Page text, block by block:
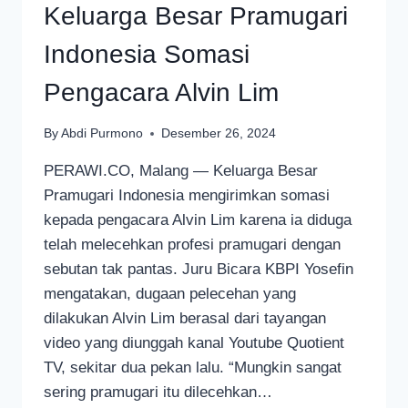
Keluarga Besar Pramugari
Indonesia Somasi
Pengacara Alvin Lim
By Abdi Purmono Desember 26, 2024
PERAWI.CO, Malang — Keluarga Besar
Pramugari Indonesia mengirimkan somasi
kepada pengacara Alvin Lim karena ia diduga
telah melecehkan profesi pramugari dengan
sebutan tak pantas. Juru Bicara KBPI Yosefin
mengatakan, dugaan pelecehan yang
dilakukan Alvin Lim berasal dari tayangan
video yang diunggah kanal Youtube Quotient
TV, sekitar dua pekan lalu. “Mungkin sangat
sering pramugari itu dilecehkan…